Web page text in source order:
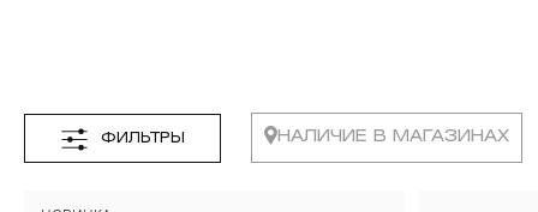
КОЛЬЕ
БАР
БРОШИ
ФИЛЬТРЫ НАЛИЧИЕ В МАГАЗИНАХ